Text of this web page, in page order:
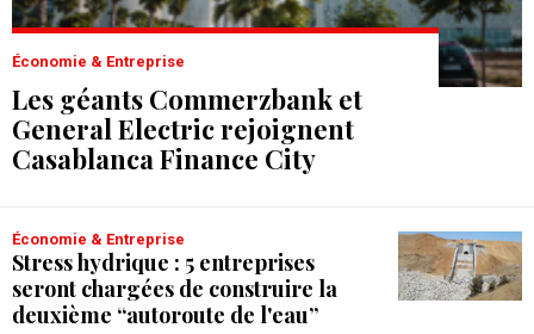
Économie & Entreprise
Les géants Commerzbank et
General Electric rejoignent
Casablanca Finance City
Économie & Entreprise
Stress hydrique : 5 entreprises
seront chargées de construire la
deuxième “autoroute de l'eau”